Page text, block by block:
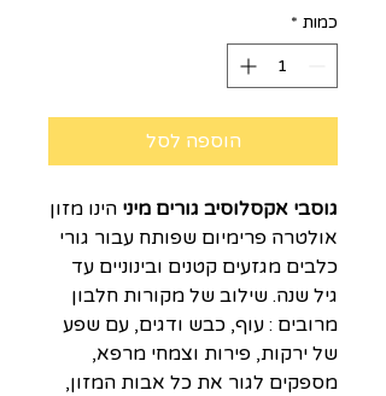
כמות *
הוספה לסל
גוסבי אקסלוסיב גורים מיני הינו מזון
אולטרה פרימיום שפותח עבור גורי
כלבים מגזעים קטנים ובינוניים עד
גיל שנה. שילוב של מקורות חלבון
מרובים : עוף, כבש ודגים, עם שפע
של ירקות, פירות וצמחי מרפא,
מספקים לגור את כל אבות המזון,